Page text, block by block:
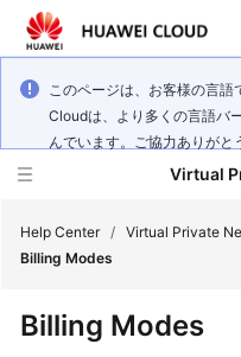
このページは、お客様の言
Cloudは、より多くの言語バ
んでいます。ご協力ありがと
Virtual
New
Help Center / Virtual Private
Billing Modes
Billing Modes